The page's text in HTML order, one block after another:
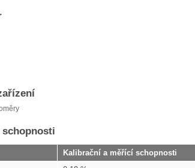
Kalibrační a měřící schopnosti